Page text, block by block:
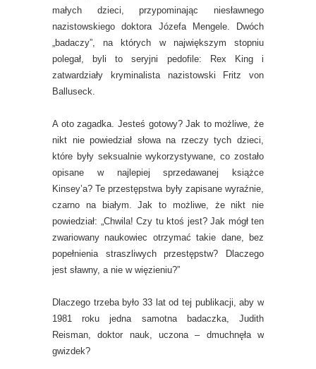
małych dzieci, przypominając niesławnego
nazistowskiego doktora Józefa Mengele. Dwóch
„badaczy”, na których w największym stopniu
polegał, byli to seryjni pedofile: Rex King i
zatwardziały kryminalista nazistowski Fritz von
Balluseck.
A oto zagadka. Jesteś gotowy? Jak to możliwe, że
nikt nie powiedział słowa na rzeczy tych dzieci,
które były seksualnie wykorzystywane, co zostało
opisane w najlepiej sprzedawanej książce
Kinsey’a? Te przestępstwa były zapisane wyraźnie,
czarno na białym. Jak to możliwe, że nikt nie
powiedział: „Chwila! Czy tu ktoś jest? Jak mógł ten
zwariowany naukowiec otrzymać takie dane, bez
popełnienia straszliwych przestępstw? Dlaczego
jest sławny, a nie w więzieniu?”
Dlaczego trzeba było 33 lat od tej publikacji, aby w
1981 roku jedna samotna badaczka, Judith
Reisman, doktor nauk, uczona – dmuchnęła w
gwizdek?